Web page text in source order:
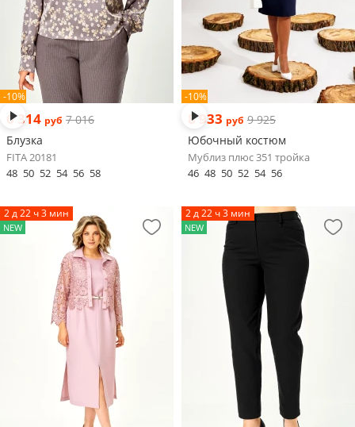
-10%
6 314 руб 7 016
Блузка
FITA 20181
48 50 52 54 56 58
-10%
8 933 руб 9 925
Юбочный костюм
Мублиз плюс 351 тройка
46 48 50 52 54 56
2 д 22 ч 3 мин
NEW
2 д 22 ч 3 мин
NEW